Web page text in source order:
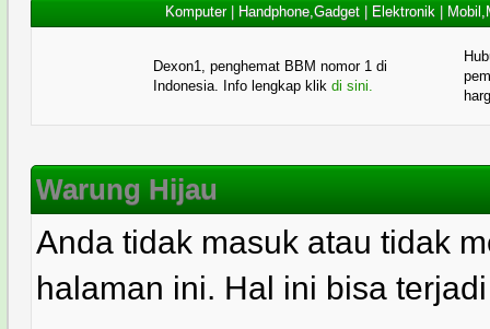
Komputer| Handphone,Gadget| Elektronik|
Dexon1, penghemat BBM nomor 1 di
Indonesia. Info lengkap klik di sini.
Warung Hijau
Anda tidak masuk atau tidak
halaman ini. Hal ini bisa